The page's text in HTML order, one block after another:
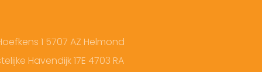
1 5707 AZ Helmond
Havendijk 17E 4703 RA